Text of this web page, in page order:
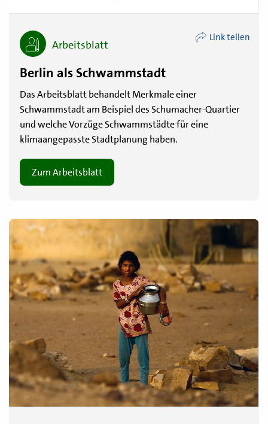
Arbeitsblatt
Link teilen
Berlin als Schwammstadt
Das Arbeitsblatt behandelt Merkmale einer
Schwammstadt am Beispiel des Schumacher-Quartier
und welche Vorzüge Schwammstädte für eine
klimaangepasste Stadtplanung haben.
Zum Arbeitsblatt